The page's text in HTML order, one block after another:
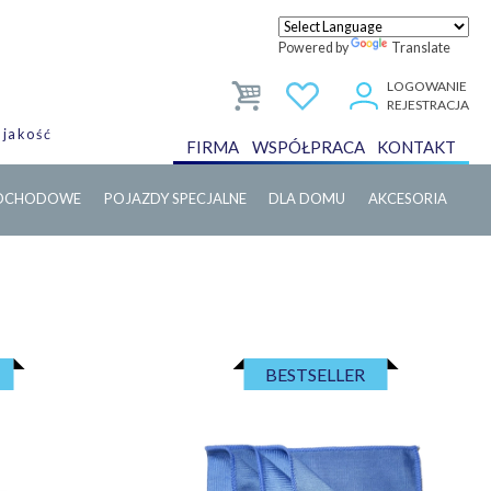
Powered by Translate
LOGOWANIE
REJESTRACJA
FIRMA WSPÓŁPRACA KONTAKT
POJAZDY SPECJALNE DLA DOMU AKCESORIA
BESTSELLER